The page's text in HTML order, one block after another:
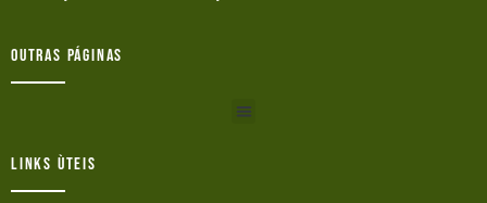
Outras Páginas
Links ùteis